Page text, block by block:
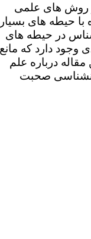
روش های علمی
حیطه های بسیار
در حیطه های
وجود دارد که مانع
درباره علم
صحبت